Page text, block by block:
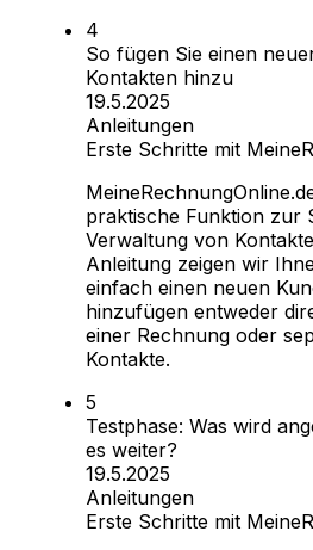
So fügen Sie einen
Kontakten hinzu
19.5.2025
Anleitungen
Erste Schritte mit
praktische Funktion zur
Verwaltung von
Anleitung zeigen wir
einfach einen neuen
hinzufügen entweder
einer Rechnung oder
Kontakte.
Testphase: Was wird
es weiter?
19.5.2025
Anleitungen
Erste Schritte mit